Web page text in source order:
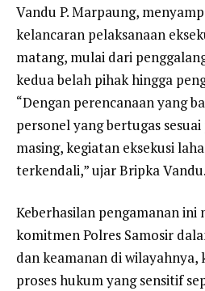
Vandu P. Marpaung,
kelancaran pelaksanaan
matang, mulai dari
kedua belah pihak hingga
“Dengan perencanaan yang
personel yang bertugas
masing, kegiatan eksekusi
terkendali,” ujar Bripka Vandu.
Keberhasilan pengamanan ini
komitmen Polres Samosir
dan keamanan di wilayahnya,
proses hukum yang sensitif